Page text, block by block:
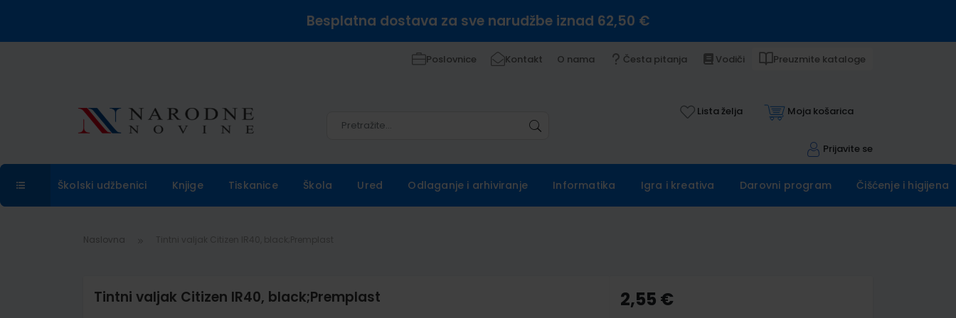
Besplatna dostava za sve narudžbe iznad 62,50 €
Poslovnice Kontakt O nama Česta pitanja Vodiči Preuzmite kataloge
Lista želja Moja košarica
Prijavite se
Školski udžbenici Knjige Tiskanice Škola Ured Odlaganje i arhiviranje Informatika Igra i kreativa Darovni program Čišćenje i higijena
Naslovna
Tintni valjak Citizen IR40, black;Premplast 2,55 €